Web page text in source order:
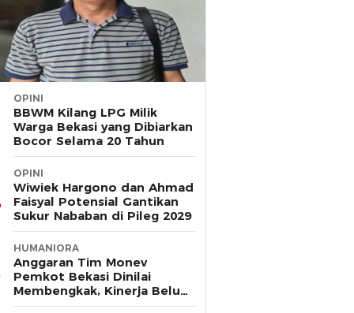
OPINI
BBWM Kilang LPG Milik
Warga Bekasi yang Dibiarkan
Bocor Selama 20 Tahun
OPINI
Wiwiek Hargono dan Ahmad
Faisyal Potensial Gantikan
Sukur Nababan di Pileg 2029
HUMANIORA
Anggaran Tim Monev
Pemkot Bekasi Dinilai
Membengkak, Kinerja Belum
Terbukti Efektif